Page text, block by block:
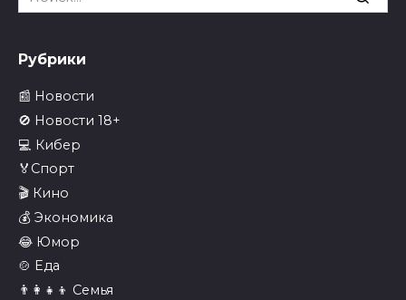
for:
Рубрики
📰 Новости
🚫 Новости 18+
💻 Кибер
🏅Спорт
🎬 Кино
💰 Экономика
😂 Юмор
🍲 Еда
👨‍👩‍👧‍👦 Семья